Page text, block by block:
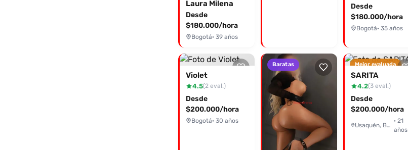
Laura Milena
Desde
$180.000/hora
Bogotá· 39 años
Desde
$180.000/hora
Bogotá· 35 años
Violet
4.5(2 eval.)
Desde
$200.000/hora
Bogotá· 30 años
Baratas Mejor evaluada
SARITA
4.2(3 eval.)
Desde
$200.000/hora
Usaquén, Bogotá
· 21
años